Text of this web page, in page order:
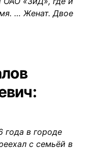
… Женат. Двое
года в городе
с семьёй в